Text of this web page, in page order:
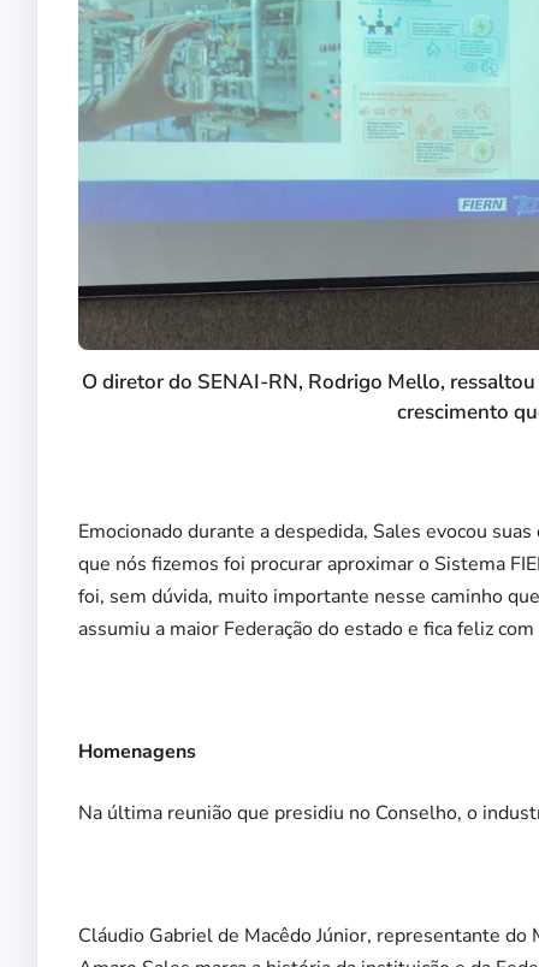
O diretor do SENAI-RN, Rodrigo Mello,
crescimento
Emocionado durante a despedida, Sales evocou
que nós fizemos foi procurar aproximar o Sistema
foi, sem dúvida, muito importante nesse caminho
assumiu a maior Federação do estado e fica feliz
Homenagens
Na última reunião que presidiu no Conselho, o
Cláudio Gabriel de Macêdo Júnior, representante